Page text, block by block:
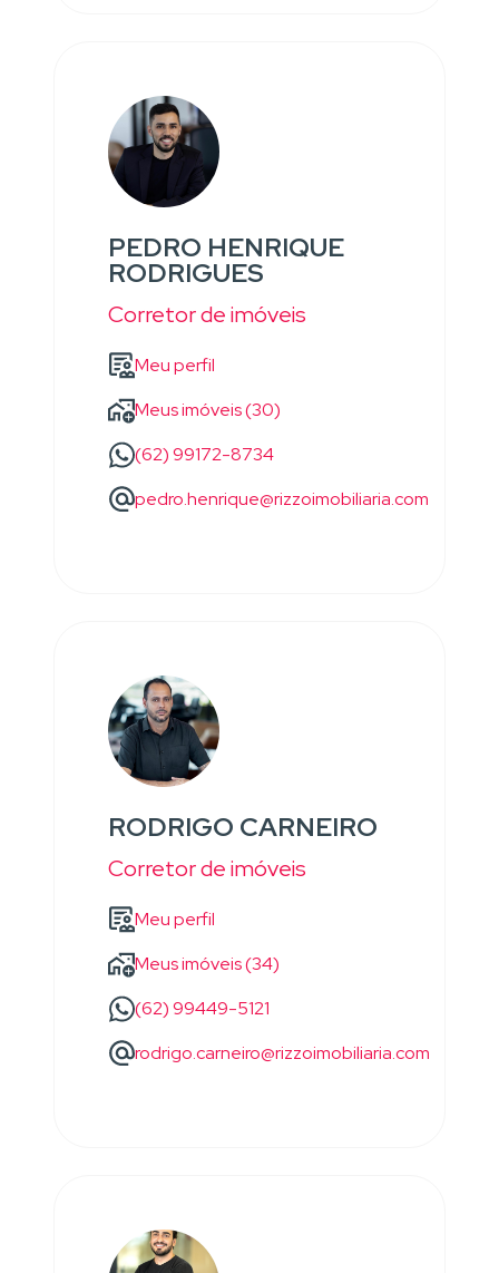
PEDRO HENRIQUE
RODRIGUES
Corretor de imóveis
Meu perfil
Meus imóveis (30)
(62) 99172-8734
pedro.henrique@rizzoimobiliaria.com
RODRIGO CARNEIRO
Corretor de imóveis
Meu perfil
Meus imóveis (34)
(62) 99449-5121
rodrigo.carneiro@rizzoimobiliaria.com